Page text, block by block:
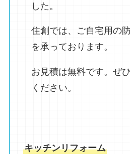
した。
住創では、ご自宅用の
を承っております。
お見積は無料です。ぜ
ください。
キッチンリフォーム